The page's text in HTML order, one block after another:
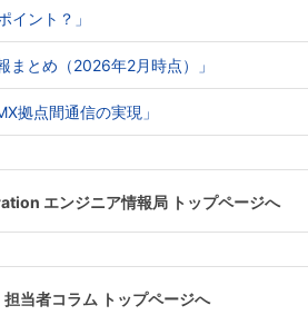
ント？」
とめ（2026年2月時点）」
拠点間通信の実現」
エンジニア情報局 トップページへ
担当者コラム トップページへ